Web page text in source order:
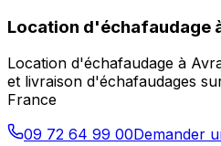
Location d'échafaudage
Location d'échafaudage à
et livraison d'échafaudages
France
09 72 64 99 00Demander